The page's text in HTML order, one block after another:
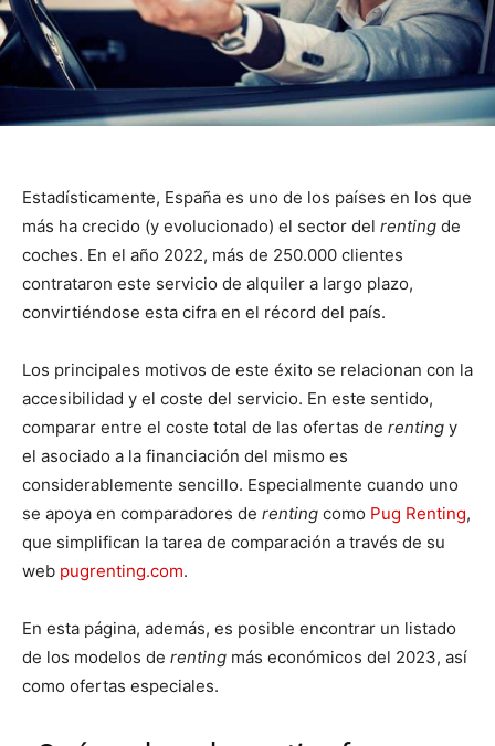
Estadísticamente, España es uno de los países en los que
más ha crecido (y evolucionado) el sector del renting de
coches. En el año 2022, más de 250.000 clientes
contrataron este servicio de alquiler a largo plazo,
convirtiéndose esta cifra en el récord del país.
Los principales motivos de este éxito se relacionan con la
accesibilidad y el coste del servicio. En este sentido,
comparar entre el coste total de las ofertas de renting y
el asociado a la financiación del mismo es
considerablemente sencillo. Especialmente cuando uno
se apoya en comparadores de renting como Pug Renting,
que simplifican la tarea de comparación a través de su
web pugrenting.com.
En esta página, además, es posible encontrar un listado
de los modelos de renting más económicos del 2023, así
como ofertas especiales.